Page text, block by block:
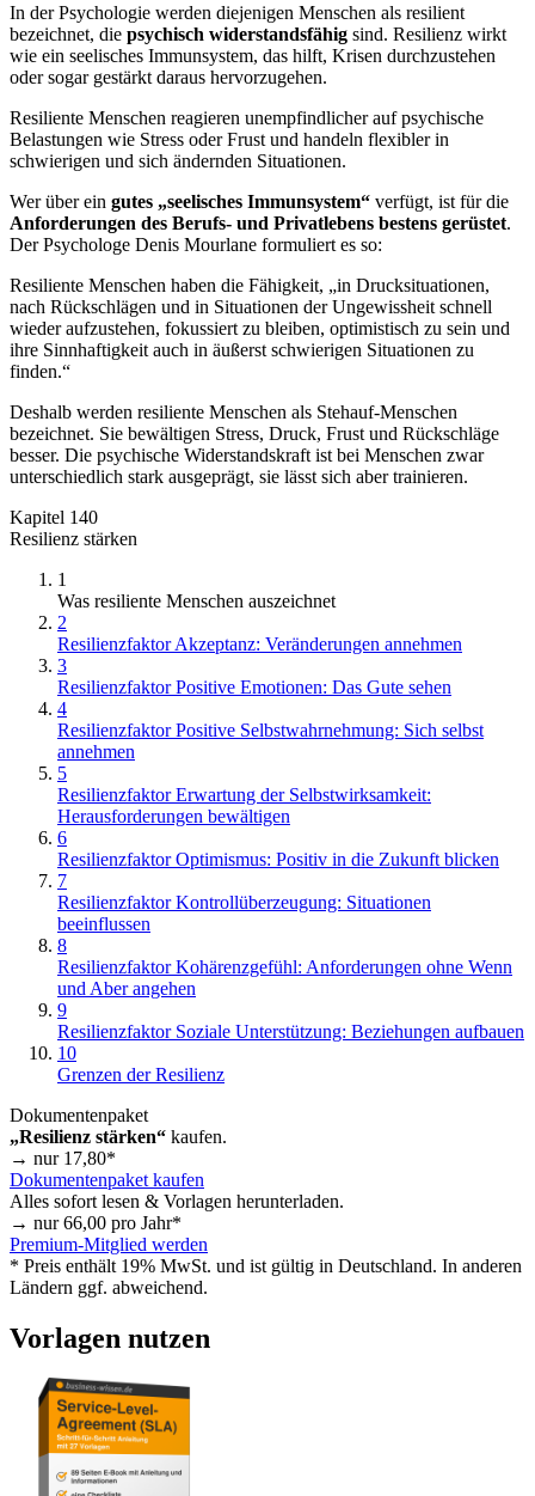
In der Psychologie werden diejenigen Menschen als resilient
bezeichnet, die psychisch widerstandsfähig sind. Resilienz wirkt
wie ein seelisches Immunsystem, das hilft, Krisen durchzustehen
oder sogar gestärkt daraus hervorzugehen.
Resiliente Menschen reagieren unempfindlicher auf psychische
Belastungen wie Stress oder Frust und handeln flexibler in
schwierigen und sich ändernden Situationen.
Wer über ein gutes „seelisches Immunsystem“ verfügt, ist für die
Anforderungen des Berufs- und Privatlebens bestens gerüstet.
Der Psychologe Denis Mourlane formuliert es so:
Resiliente Menschen haben die Fähigkeit, „in Drucksituationen,
nach Rückschlägen und in Situationen der Ungewissheit schnell
wieder aufzustehen, fokussiert zu bleiben, optimistisch zu sein und
ihre Sinnhaftigkeit auch in äußerst schwierigen Situationen zu
finden.“
Deshalb werden resiliente Menschen als Stehauf-Menschen
bezeichnet. Sie bewältigen Stress, Druck, Frust und Rückschläge
besser. Die psychische Widerstandskraft ist bei Menschen zwar
unterschiedlich stark ausgeprägt, sie lässt sich aber trainieren.
Kapitel 140
Resilienz stärken
1
Was resiliente Menschen auszeichnet
2
Resilienzfaktor Akzeptanz: Veränderungen annehmen
3
Resilienzfaktor Positive Emotionen: Das Gute sehen
4
Resilienzfaktor Positive Selbstwahrnehmung: Sich selbst
annehmen
5
Resilienzfaktor Erwartung der Selbstwirksamkeit:
Herausforderungen bewältigen
6
Resilienzfaktor Optimismus: Positiv in die Zukunft blicken
7
Resilienzfaktor Kontrollüberzeugung: Situationen
beeinflussen
8
Resilienzfaktor Kohärenzgefühl: Anforderungen ohne Wenn
und Aber angehen
9
Resilienzfaktor Soziale Unterstützung: Beziehungen aufbauen
10
Grenzen der Resilienz
Dokumentenpaket
„Resilienz stärken“ kaufen.
→ nur 17,80*
Dokumentenpaket kaufen
Alles sofort lesen & Vorlagen herunterladen.
→ nur66,00 pro Jahr*
Premium-Mitglied werden
* Preis enthält 19% MwSt. und ist gültig in Deutschland. In anderen
Ländern ggf. abweichend.
Vorlagen nutzen